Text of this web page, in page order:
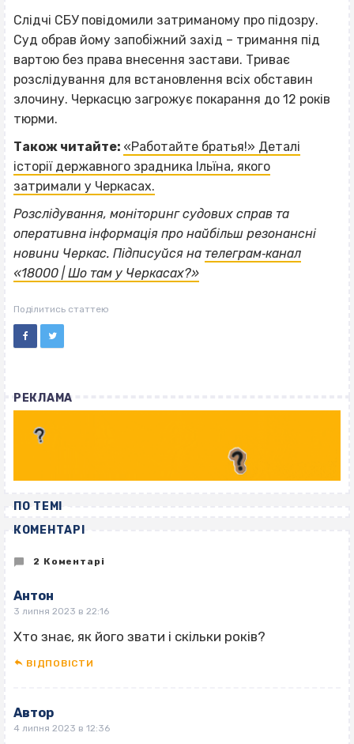
Слідчі СБУ повідомили затриманому про підозру.
Суд обрав йому запобіжний захід – тримання під
вартою без права внесення застави. Триває
розслідування для встановлення всіх обставин
злочину. Черкасцю загрожує покарання до 12 років
тюрми.
Також читайте: «Работайте братья!» Деталі
історії державного зрадника Ільїна, якого
затримали у Черкасах.
Розслідування, моніторинг судових справ та
оперативна інформація про найбільш резонансні
новини Черкас. Підписуйся на телеграм‐канал
«18000 | Шо там у Черкасах?»
Поділитись статтею
РЕКЛАМА
ПО ТЕМІ
КОМЕНТАРІ
2 Коментарі
Антон
3 липня 2023 в 22:16
Хто знає, як його звати і скільки років?
ВІДПОВІCТИ
Автор
4 липня 2023 в 12:36